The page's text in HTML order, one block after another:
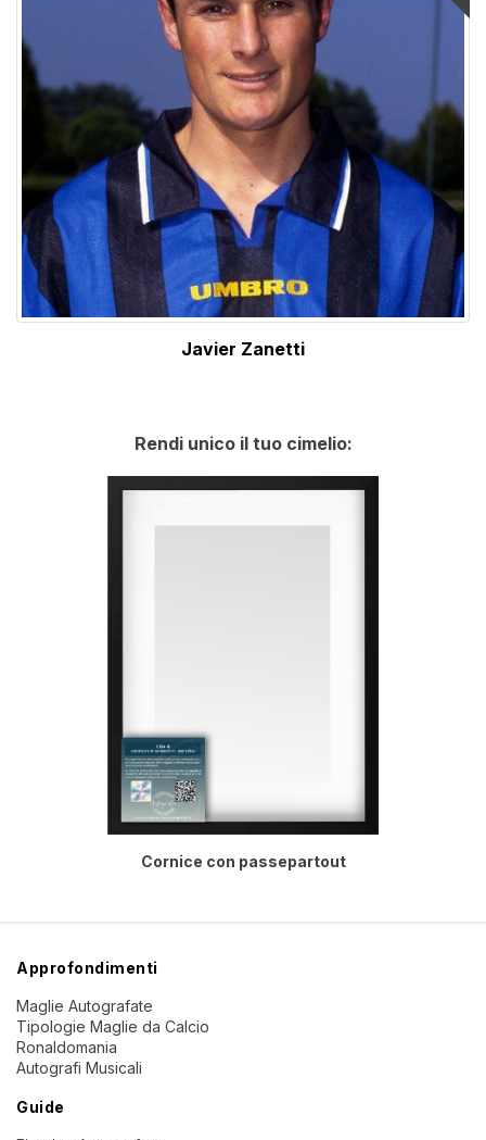
Javier Zanetti
Rendi unico il tuo cimelio:
Cornice con passepartout
Approfondimenti
Maglie Autografate
Tipologie Maglie da Calcio
Ronaldomania
Autografi Musicali
Guide